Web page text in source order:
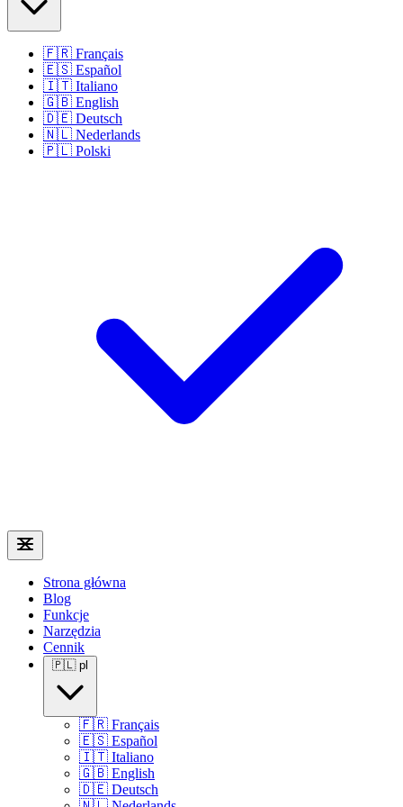
🇫🇷 Français
🇪🇸 Español
🇮🇹 Italiano
🇬🇧 English
🇩🇪 Deutsch
🇳🇱 Nederlands
🇵🇱 Polski
Strona główna
Blog
Funkcje
Narzędzia
Cennik
🇵🇱 pl
🇫🇷 Français
🇪🇸 Español
🇮🇹 Italiano
🇬🇧 English
🇩🇪 Deutsch